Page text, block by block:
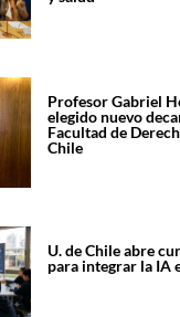
Profesor Gabriel
elegido nuevo
Facultad de
Chile
U. de Chile abre
para integrar la IA